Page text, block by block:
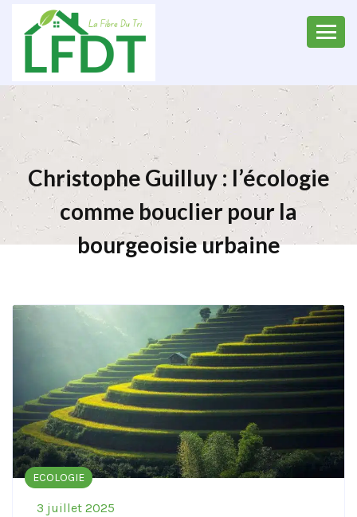
Christophe Guilluy : l’écologie
comme bouclier pour la
bourgeoisie urbaine
ECOLOGIE
3 juillet 2025